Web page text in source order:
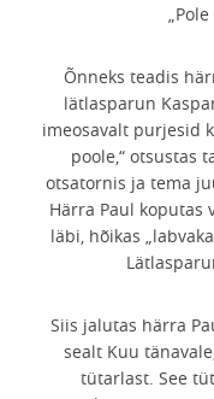
Õnneks teadis
lätlasparun
imeosavalt purjesid
poole,“ otsustas
otsatornis ja tema
Härra Paul koputas
läbi, hõikas
Siis jalutas härra
sealt Kuu
tütarlast. See